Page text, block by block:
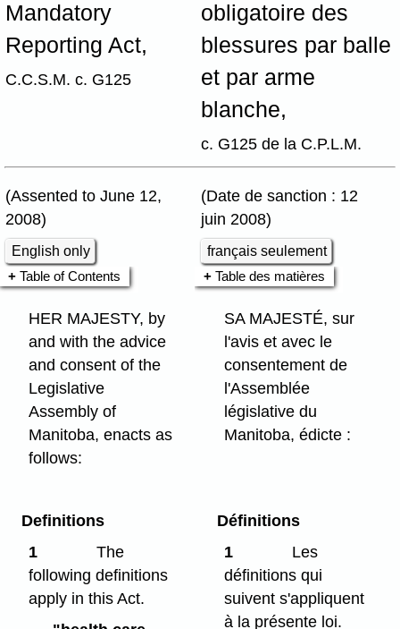
Mandatory
Reporting Act,
C.C.S.M. c. G125
obligatoire des
blessures par balle
et par arme
blanche,
c. G125 de la C.P.L.M.
(Assented to June 12,
2008)
(Date de sanction : 12
juin 2008)
English only
français seulement
Table of Contents
Table des matières
HER MAJESTY, by
and with the advice
and consent of the
Legislative
Assembly of
Manitoba, enacts as
follows:
SA MAJESTÉ, sur
l'avis et avec le
consentement de
l'Assemblée
législative du
Manitoba, édicte :
Definitions
1
The
following definitions
apply in this Act.
Définitions
1
Les
définitions qui
suivent s'appliquent
à la présente loi.